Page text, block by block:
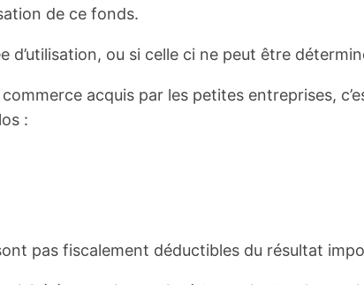
de ce fonds.
ou si celle ci ne peut être
acquis par les petites entreprises,
:
pas fiscalement déductibles du résultat